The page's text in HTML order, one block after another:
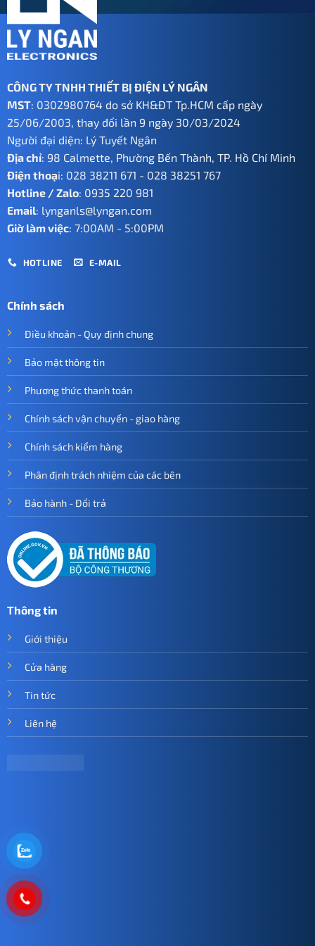
CÔNG TY TNHH THIẾT BỊ ĐIỆN LÝ NGÂN
MST: 0302980764 do sở KH&ĐT Tp.HCM cấp ngày
25/06/2003, thay đổi lần 9 ngày 30/03/2024
Người đại diện: Lý Tuyết Ngân
Địa chỉ: 98 Calmette, Phường Bến Thành, TP. Hồ Chí Minh
Điện thoại: 028 38211 671 - 028 38251 767
Hotline / Zalo: 0935 220 981
Email: lynganls@lyngan.com
Giờ làm việc: 7:00AM - 5:00PM
HOTLINE E-MAIL
Chính sách
Điều khoản - Quy định chung
Bảo mật thông tin
Phương thức thanh toán
Chính sách vận chuyển - giao hàng
Chính sách kiểm hàng
Phân định trách nhiệm của các bên
Bảo hành - Đổi trả
Thông tin
Giới thiệu
Cửa hàng
Tin tức
Liên hệ